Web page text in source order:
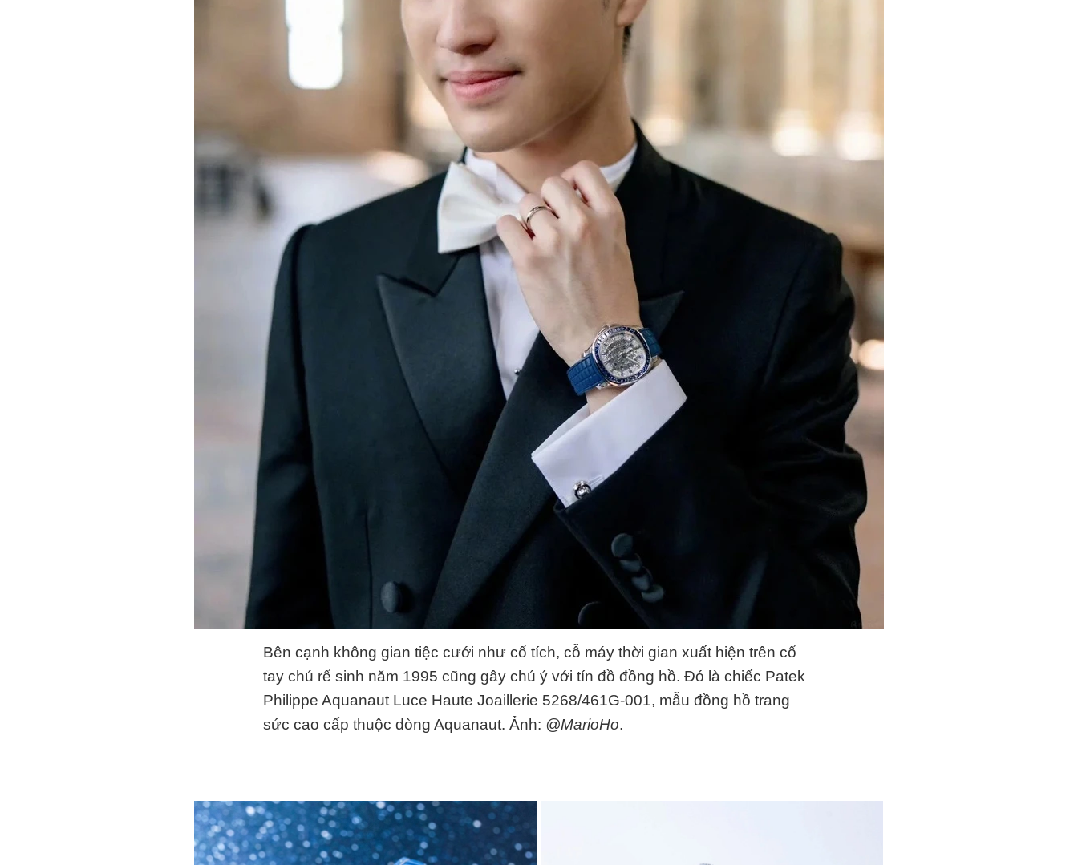
Bên cạnh không gian tiệc cưới như cổ tích, cỗ máy thời gian xuất hiện trên cổ
tay chú rể sinh năm 1995 cũng gây chú ý với tín đồ đồng hồ. Đó là chiếc Patek
Philippe Aquanaut Luce Haute Joaillerie 5268/461G-001, mẫu đồng hồ trang
sức cao cấp thuộc dòng Aquanaut. Ảnh: @MarioHo.